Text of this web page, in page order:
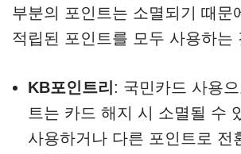
부분의 포인트는 소멸되기 때문
적립된 포인트를 모두 사용하는
KB포인트리 : 국민카드 사용
트는 카드 해지 시 소멸될 수
사용하거나 다른 포인트로 전